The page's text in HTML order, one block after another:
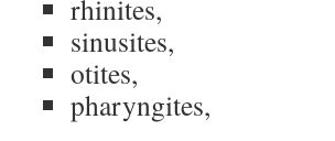
rhinites,
sinusites,
otites,
pharyngites,